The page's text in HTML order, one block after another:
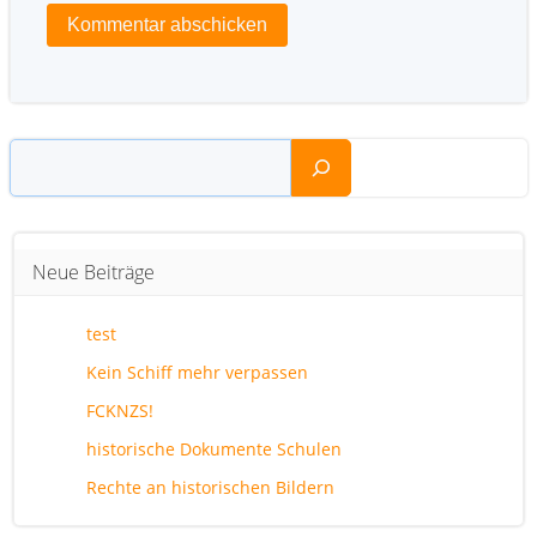
Suchen
Neue Beiträge
test
Kein Schiff mehr verpassen
FCKNZS!
historische Dokumente Schulen
Rechte an historischen Bildern